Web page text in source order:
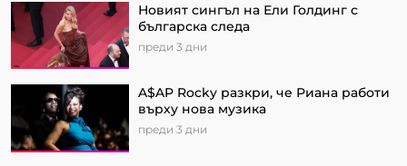
Новият сингъл на Ели Голдинг с
българска следа
преди 3 дни
A$AP Rocky разкри, че Риана работи
върху нова музика
преди 3 дни